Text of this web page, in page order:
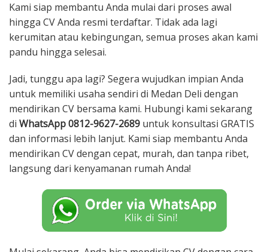
Kami siap membantu Anda mulai dari proses awal
hingga CV Anda resmi terdaftar. Tidak ada lagi
kerumitan atau kebingungan, semua proses akan kami
pandu hingga selesai.
Jadi, tunggu apa lagi? Segera wujudkan impian Anda
untuk memiliki usaha sendiri di Medan Deli dengan
mendirikan CV bersama kami. Hubungi kami sekarang
di WhatsApp 0812-9627-2689 untuk konsultasi GRATIS
dan informasi lebih lanjut. Kami siap membantu Anda
mendirikan CV dengan cepat, murah, dan tanpa ribet,
langsung dari kenyamanan rumah Anda!